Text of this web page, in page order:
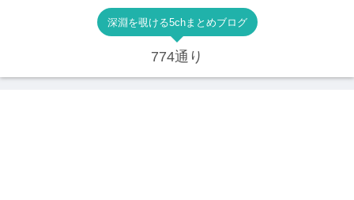
深淵を覗ける5chまとめブログ
774通り